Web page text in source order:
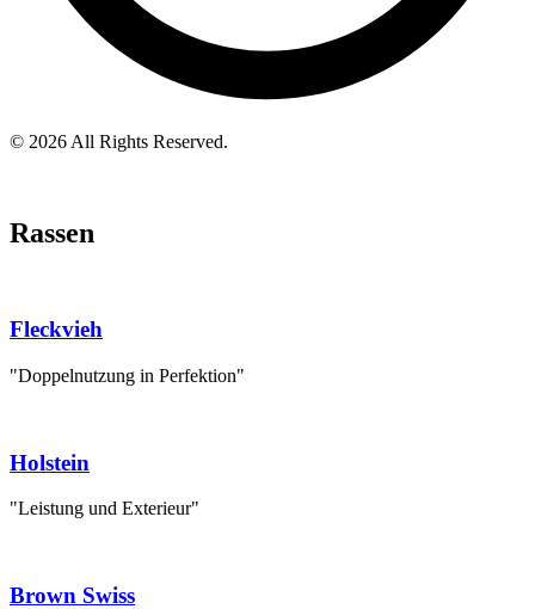
© 2026 All Rights Reserved.
Rassen
Fleckvieh
"Doppelnutzung in Perfektion"
Holstein
"Leistung und Exterieur"
Brown Swiss